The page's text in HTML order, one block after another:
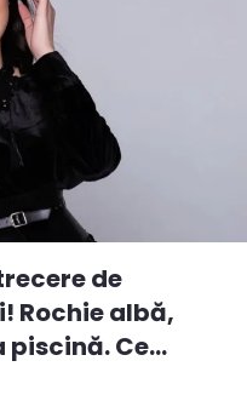
de
Rochie albă,
Ce